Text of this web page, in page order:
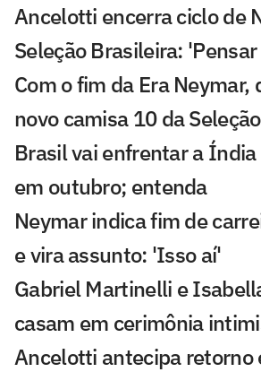
Ancelotti encerra ciclo de
Seleção Brasileira:
Com o fim da Era Neymar,
novo camisa 10 da
Brasil vai enfrentar a
em outubro; entenda
Neymar indica fim de
e vira assunto: 'Isso aí'
Gabriel Martinelli e
casam em cerimônia
Ancelotti antecipa retorno